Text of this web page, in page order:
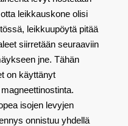
leikkauskone olisi
leikkuupöytä pitää
siirretään seuraaviin
jne. Tähän
on käyttänyt
isojen levyjen
onnistuu yhdellä